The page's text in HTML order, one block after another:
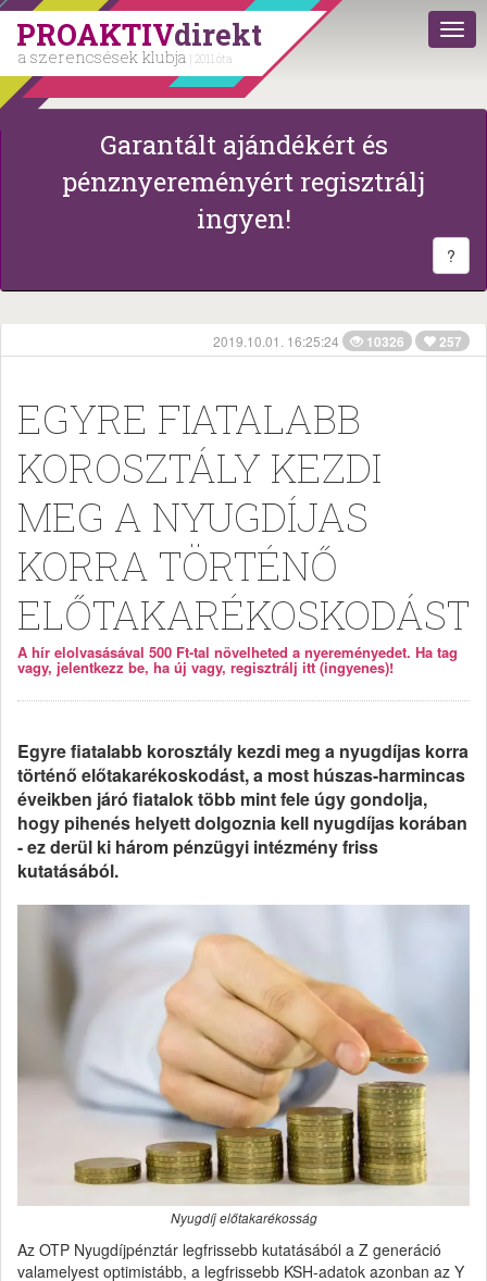
PROAKTIVdirekt
a szerencsések klubja | 2011 óta
Garantált ajándékért és
pénznyereményért regisztrálj
ingyen!
?
2019.10.01. 16:25:24 10326 257
EGYRE FIATALABB
KOROSZTÁLY KEZDI
MEG A NYUGDÍJAS
KORRA TÖRTÉNŐ
ELŐTAKARÉKOSKODÁST
A hír elolvasásával 500 Ft-tal növelheted a nyereményedet. Ha tag
vagy, jelentkezz be, ha új vagy, regisztrálj itt (ingyenes)!
Egyre fiatalabb korosztály kezdi meg a nyugdíjas korra
történő előtakarékoskodást, a most húszas-harmincas
éveikben járó fiatalok több mint fele úgy gondolja,
hogy pihenés helyett dolgoznia kell nyugdíjas korában
- ez derül ki három pénzügyi intézmény friss
kutatásából.
Nyugdíj előtakarékosság
Az OTP Nyugdíjpénztár legfrissebb kutatásából a Z generáció
valamelyest optimistább, a legfrissebb KSH-adatok azonban az Y